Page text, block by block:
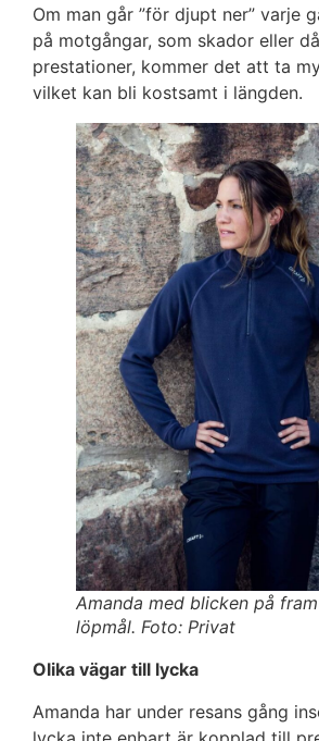
Om man går ”för djupt ner” varje
på motgångar, som skador eller
prestationer, kommer det att ta
vilket kan bli kostsamt i längden.
Amanda med blicken på
löpmål. Foto: Privat
Olika vägar till lycka
Amanda har under resans gång